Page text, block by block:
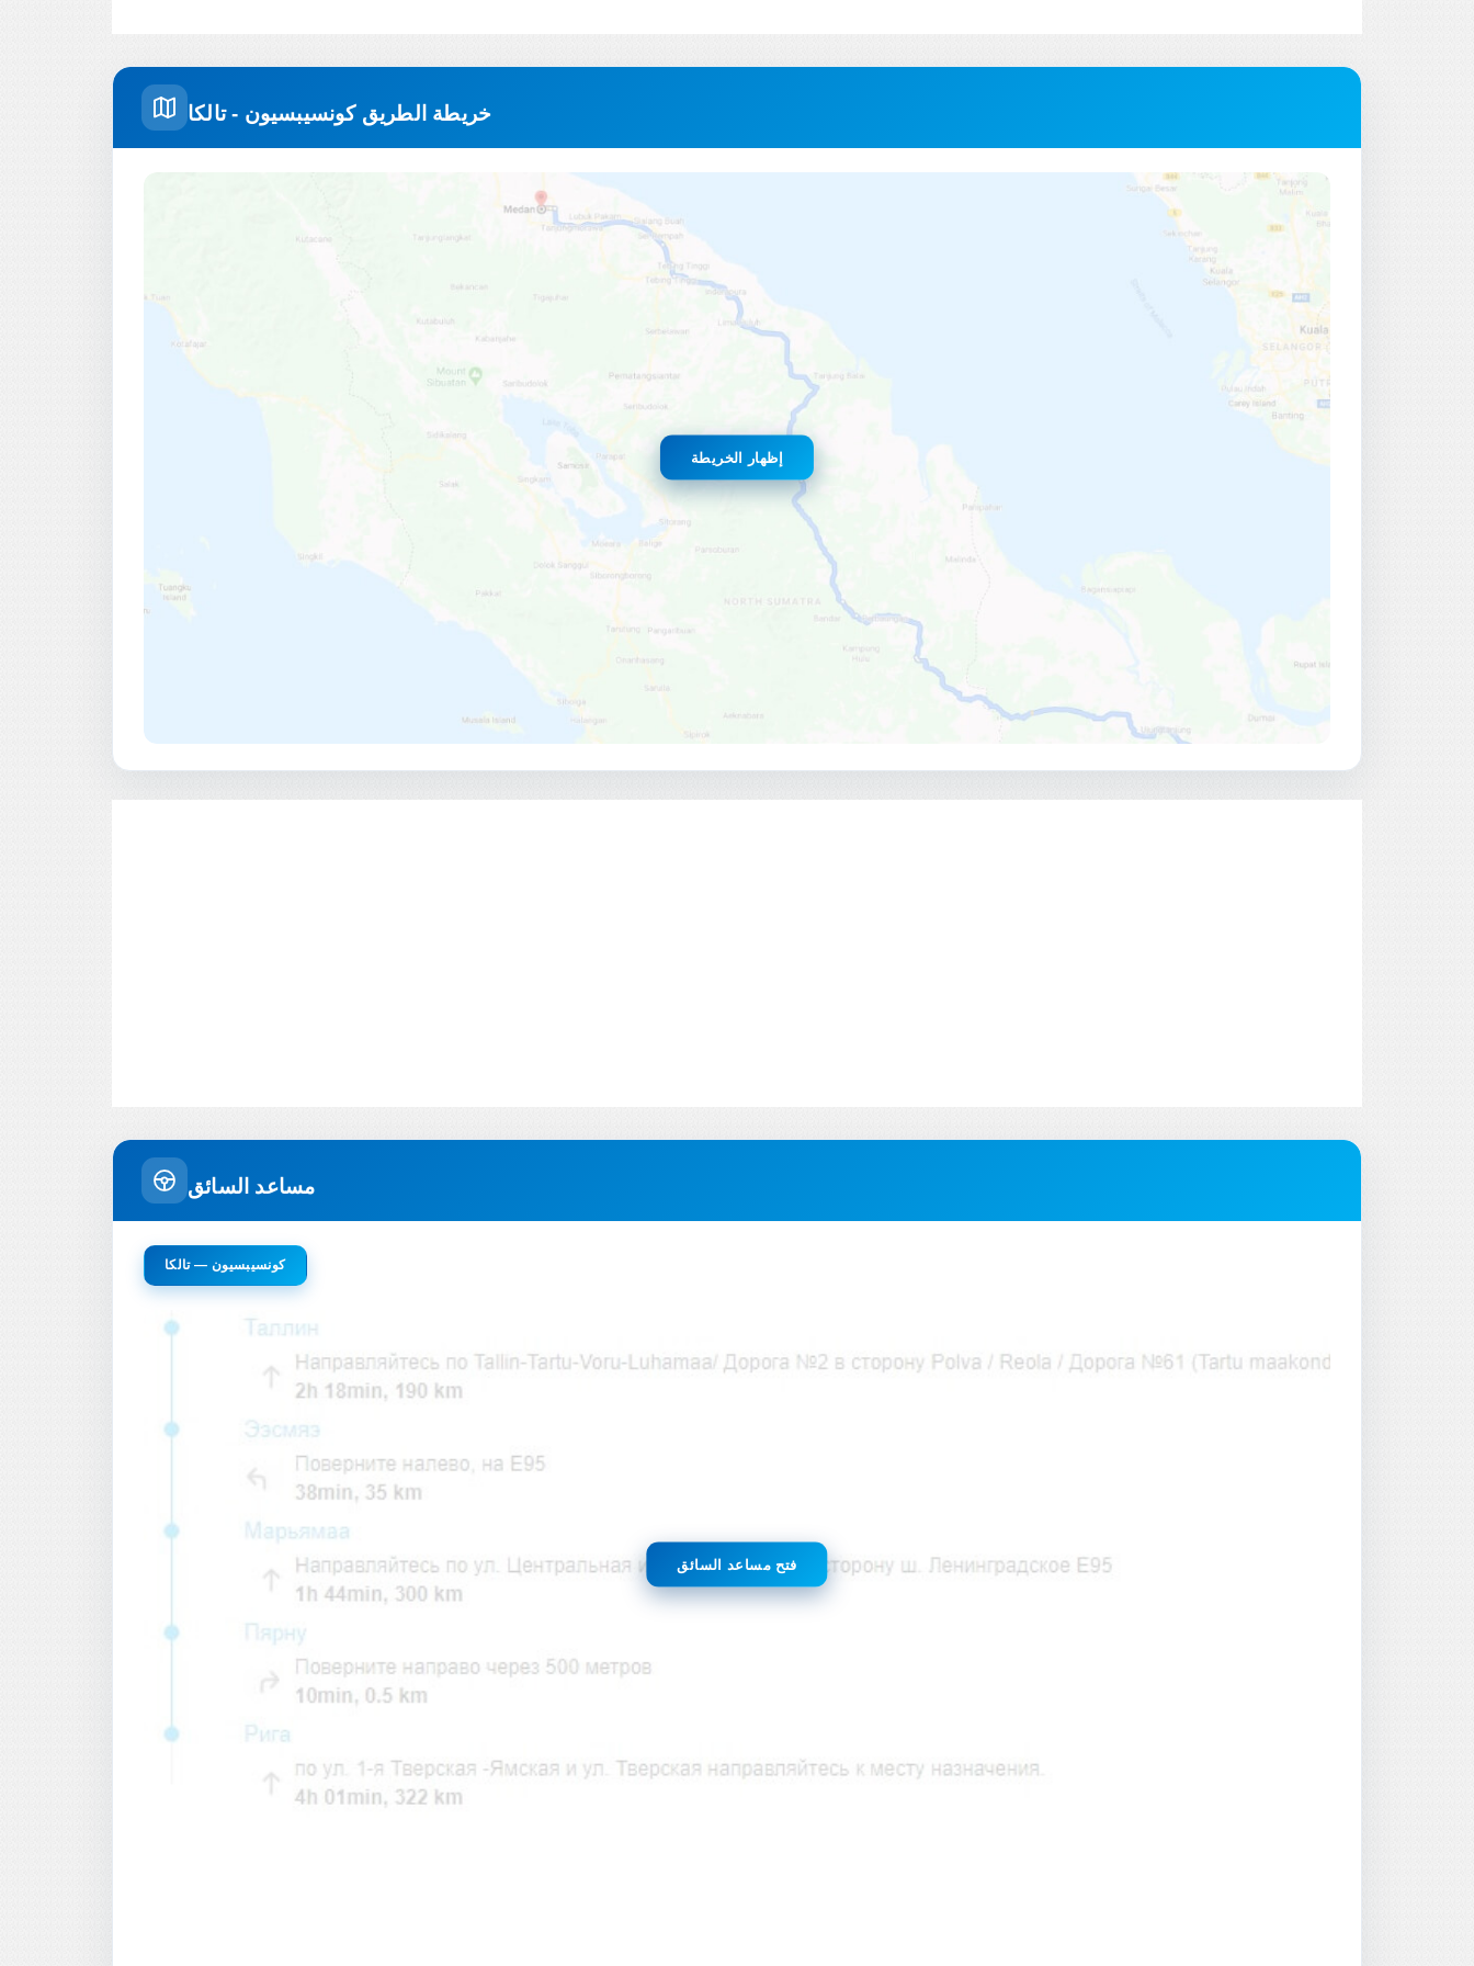
خريطة الطريق كونسيبسيون - تالكا
إظهار الخريطة
مساعد السائق
كونسيبسيون — تالكا
فتح مساعد السائق